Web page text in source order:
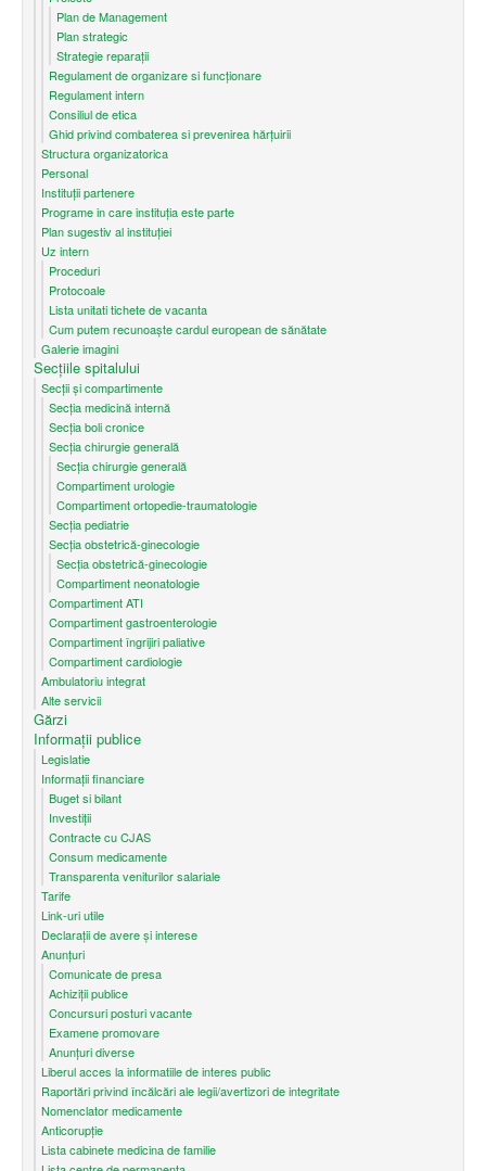
Plan de Management
Plan strategic
Strategie reparații
Regulament de organizare si funcționare
Regulament intern
Consiliul de etica
Ghid privind combaterea si prevenirea hărțuirii
Structura organizatorica
Personal
Instituții partenere
Programe in care instituția este parte
Plan sugestiv al instituției
Uz intern
Proceduri
Protocoale
Lista unitati tichete de vacanta
Cum putem recunoaşte cardul european de sănătate
Galerie imagini
Secțiile spitalului
Secții și compartimente
Secţia medicină internă
Secția boli cronice
Secția chirurgie generală
Secția chirurgie generală
Compartiment urologie
Compartiment ortopedie-traumatologie
Secția pediatrie
Secția obstetrică-ginecologie
Secția obstetrică-ginecologie
Compartiment neonatologie
Compartiment ATI
Compartiment gastroenterologie
Compartiment îngrijiri paliative
Compartiment cardiologie
Ambulatoriu integrat
Alte servicii
Gărzi
Informații publice
Legislatie
Informații financiare
Buget si bilant
Investiții
Contracte cu CJAS
Consum medicamente
Transparenta veniturilor salariale
Tarife
Link-uri utile
Declarații de avere și interese
Anunțuri
Comunicate de presa
Achiziții publice
Concursuri posturi vacante
Examene promovare
Anunțuri diverse
Liberul acces la informatiile de interes public
Raportări privind încălcări ale legii/avertizori de integritate
Nomenclator medicamente
Anticorupție
Lista cabinete medicina de familie